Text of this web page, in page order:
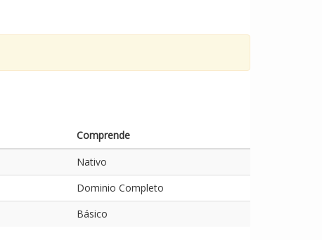
Comprende
Nativo
Dominio Completo
Básico